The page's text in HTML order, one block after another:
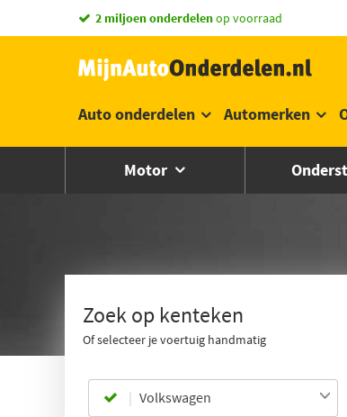
vandaag besteld,morgen in huis *
Auto onderdelen Automerken
Motor
Zoek op kenteken
Of selecteer je voertuig handmatig
Volkswagen